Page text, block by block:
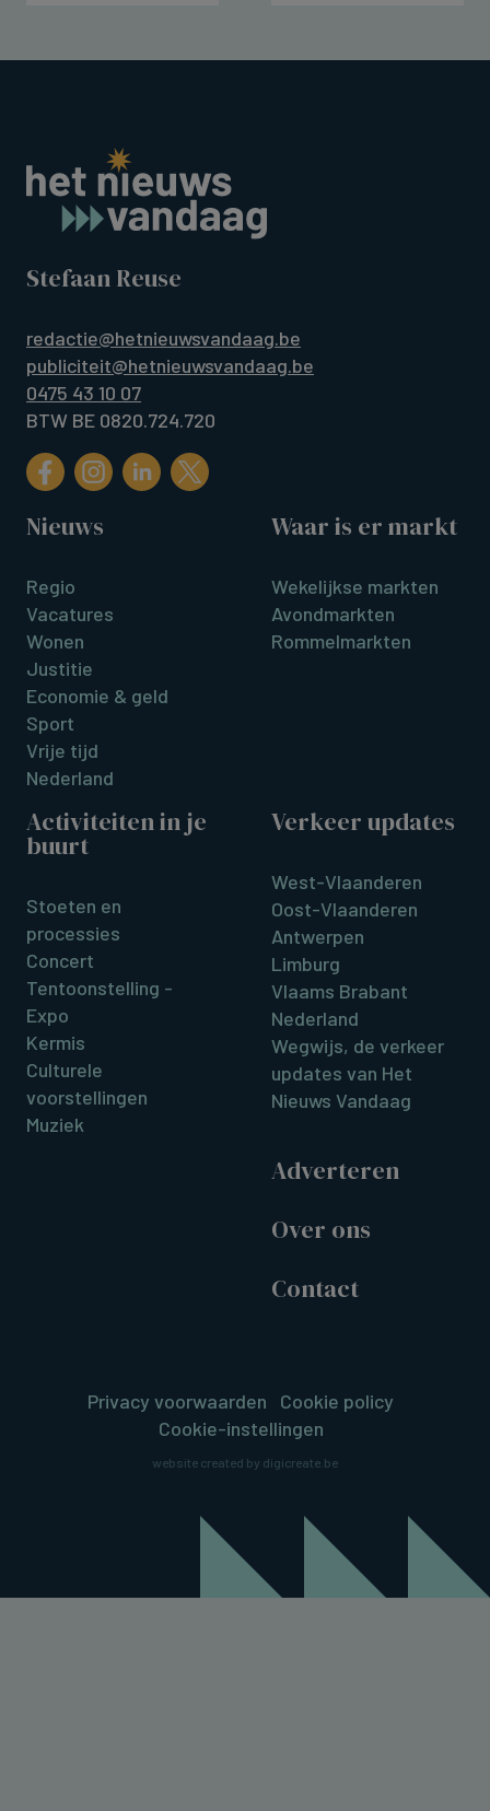
Stefaan Reuse
redactie@hetnieuwsvandaag.be
publiciteit@hetnieuwsvandaag.be
0475 43 10 07
BTW BE 0820.724.720
Nieuws
Regio
Vacatures
Wonen
Justitie
Economie & geld
Sport
Vrije tijd
Nederland
Waar is er markt
Wekelijkse markten
Avondmarkten
Rommelmarkten
Activiteiten in je
buurt
Stoeten en
processies
Concert
Tentoonstelling -
Expo
Kermis
Culturele
voorstellingen
Muziek
Verkeer updates
West-Vlaanderen
Oost-Vlaanderen
Antwerpen
Limburg
Vlaams Brabant
Nederland
Wegwijs, de verkeer
updates van Het
Nieuws Vandaag
Adverteren
Over ons
Contact
Privacy voorwaarden
Cookie policy
Cookie-instellingen
website created by digicreate.be